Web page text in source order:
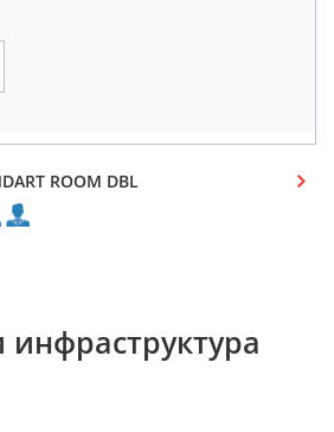
ROOM DBL
инфраструктура